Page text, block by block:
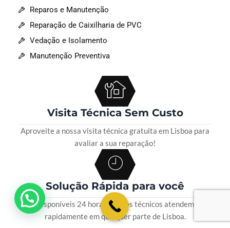
Reparos e Manutenção
Reparação de Caixilharia de PVC
Vedação e Isolamento
Manutenção Preventiva
Visita Técnica Sem Custo
Aproveite a nossa visita técnica gratuita em Lisboa para
avaliar a sua reparação!
Solução Rápida para você
Disponíveis 24 horas, nossos técnicos atendem
rapidamente em qualquer parte de Lisboa.
💬 Como podemos ajudar?